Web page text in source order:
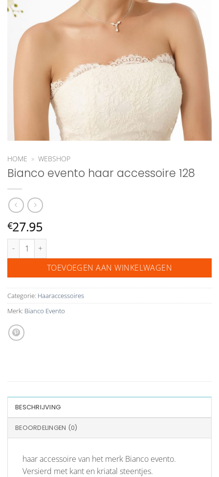
HOME » WEBSHOP
Bianco evento haar accessoire 128
€27.95
Bianco evento haar accessoire 128 aantal
TOEVOEGEN AAN WINKELWAGEN
Categorie: Haaraccessoires
Merk: Bianco Evento
BESCHRIJVING
BEOORDELINGEN (0)
haar accessoire van het merk Bianco evento.
Versierd met kant en kriatal steentjes.